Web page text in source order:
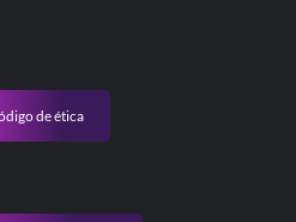
de ética